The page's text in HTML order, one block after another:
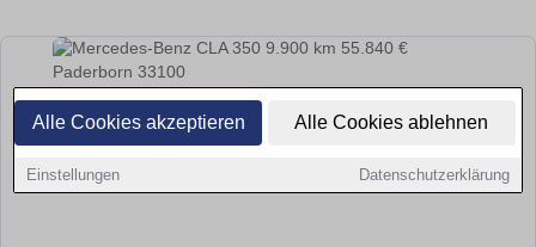
Alle Cookies akzeptieren Alle Cookies ablehnen
Einstellungen Datenschutzerklärung